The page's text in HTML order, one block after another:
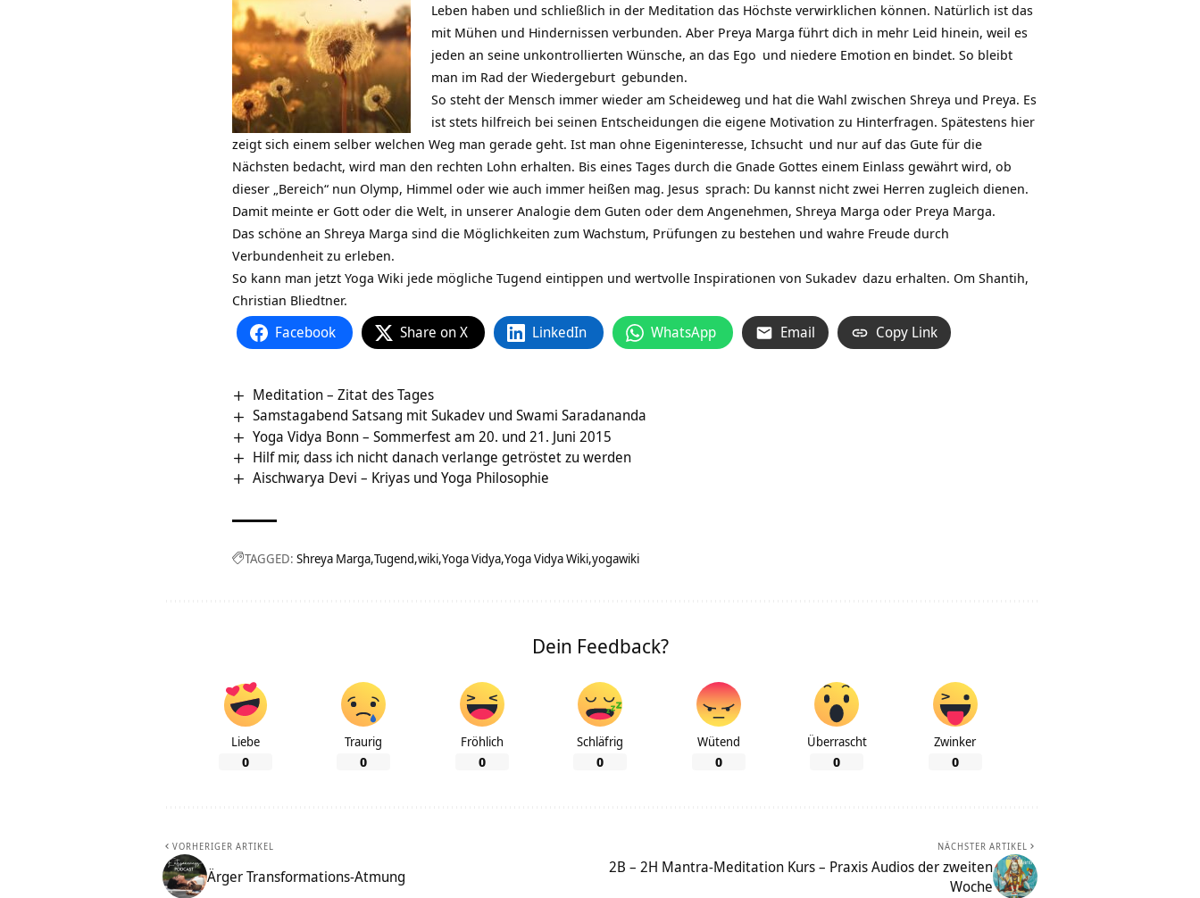
Leben haben und schließlich in der Meditation das Höchste verwirklichen können. Natürlich ist das
mit Mühen und Hindernissen verbunden. Aber Preya Marga führt dich in mehr Leid hinein, weil es
jeden an seine unkontrollierten Wünsche, an das Ego und niedere Emotion en bindet. So bleibt
man im Rad der Wiedergeburt gebunden.
So steht der Mensch immer wieder am Scheideweg und hat die Wahl zwischen Shreya und Preya. Es
ist stets hilfreich bei seinen Entscheidungen die eigene Motivation zu Hinterfragen. Spätestens hier
zeigt sich einem selber welchen Weg man gerade geht. Ist man ohne Eigeninteresse, Ichsucht und nur auf das Gute für die
Nächsten bedacht, wird man den rechten Lohn erhalten. Bis eines Tages durch die Gnade Gottes einem Einlass gewährt wird, ob
dieser „Bereich“ nun Olymp, Himmel oder wie auch immer heißen mag. Jesus sprach: Du kannst nicht zwei Herren zugleich dienen.
Damit meinte er Gott oder die Welt, in unserer Analogie dem Guten oder dem Angenehmen, Shreya Marga oder Preya Marga.
Das schöne an Shreya Marga sind die Möglichkeiten zum Wachstum, Prüfungen zu bestehen und wahre Freude durch
Verbundenheit zu erleben.
So kann man jetzt Yoga Wiki jede mögliche Tugend eintippen und wertvolle Inspirationen von Sukadev dazu erhalten. Om Shantih,
Christian Bliedtner.
Facebook Share on X LinkedIn WhatsApp Email Copy Link
Meditation – Zitat des Tages
Samstagabend Satsang mit Sukadev und Swami Saradananda
Yoga Vidya Bonn – Sommerfest am 20. und 21. Juni 2015
Hilf mir, dass ich nicht danach verlange getröstet zu werden
Aischwarya Devi – Kriyas und Yoga Philosophie
TAGGED: Shreya Marga Tugend wiki Yoga Vidya Yoga Vidya Wiki yogawiki
Dein Feedback?
Liebe
0
Traurig
0
Fröhlich
0
Schläfrig
0
Wütend
0
Überrascht
0
Zwinker
0
VORHERIGER ARTIKEL
Ärger Transformations-Atmung
NÄCHSTER ARTIKEL
2B – 2H Mantra-Meditation Kurs – Praxis Audios der zweiten
Woche